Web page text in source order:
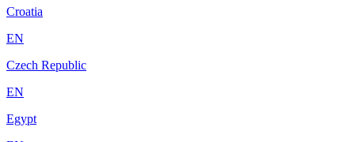
Croatia
EN
Czech Republic
EN
Egypt